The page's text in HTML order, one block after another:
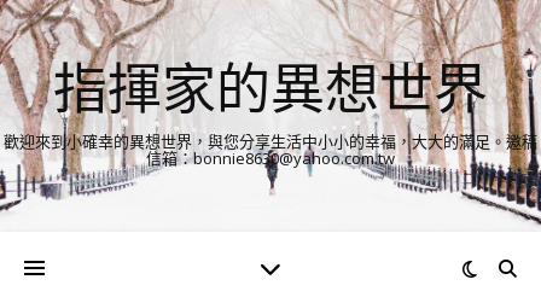
指揮家的異想世界
歡迎來到小確幸的異想世界，與您分享生活中小小的幸福，大大的滿足。邀稿
信箱：bonnie8630@yahoo.com.tw